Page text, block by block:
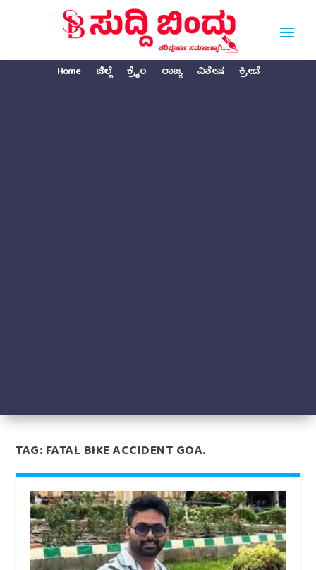
Home ಜಿಲ್ಲೆ ಕ್ರೈಂ ರಾಜ್ಯ ವಿಶೇಷ ಕ್ರೀಡೆ
TAG:FATAL BIKE ACCIDENT GOA.